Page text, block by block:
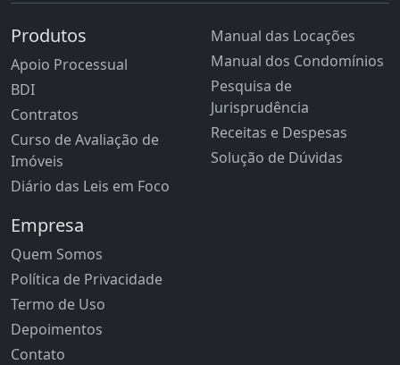
Produtos
Apoio Processual
BDI
Contratos
Curso de Avaliação de
Imóveis
Diário das Leis em Foco
Manual das Locações
Manual dos Condomínios
Pesquisa de
Jurisprudência
Receitas e Despesas
Solução de Dúvidas
Empresa
Quem Somos
Política de Privacidade
Termo de Uso
Depoimentos
Contato